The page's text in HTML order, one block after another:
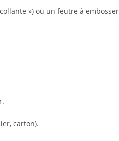
») ou un feutre à embosser
carton).